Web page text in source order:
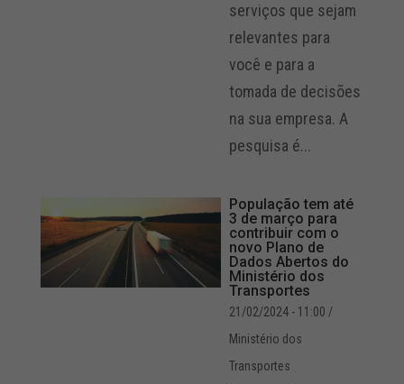
serviços que sejam
relevantes para
você e para a
tomada de decisões
na sua empresa. A
pesquisa é...
População tem até
3 de março para
contribuir com o
novo Plano de
Dados Abertos do
Ministério dos
Transportes
21/02/2024 - 11:00 /
Ministério dos
Transportes